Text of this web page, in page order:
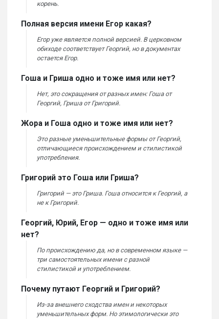
корень.
Полная версия имени Егор какая?
Егор уже является полной версией. В церковном
обиходе соответствует Георгий, но в документах
остается Егор.
Гоша и Гриша одно и тоже имя или нет?
Нет, это сокращения от разных имен: Гоша от
Георгий, Гриша от Григорий.
Жора и Гоша одно и тоже имя или нет?
Это разные уменьшительные формы от Георгий,
отличающиеся происхождением и стилистикой
употребления.
Григорий это Гоша или Гриша?
Григорий — это Гриша. Гоша относится к Георгий, а
не к Григорий.
Георгий, Юрий, Егор — одно и тоже имя или
нет?
По происхождению да, но в современном языке —
три самостоятельных имени с разной
стилистикой и употреблением.
Почему путают Георгий и Григорий?
Из-за внешнего сходства имен и некоторых
уменьшительных форм. Но этимологически это